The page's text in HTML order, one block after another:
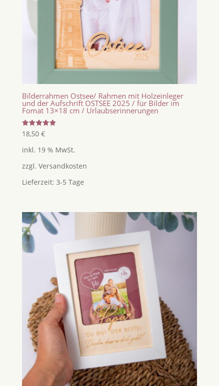
Bilderrahmen Ostsee/ Rahmen mit Holzeinleger
und der Aufschrift OSTSEE 2025 / für Bilder im
Fomat 13×18 cm / Urlaubserinnerungen
Bewertet
mit
von 5
18,50 €
inkl. 19 % MwSt.
zzgl. Versandkosten
Lieferzeit: 3-5 Tage